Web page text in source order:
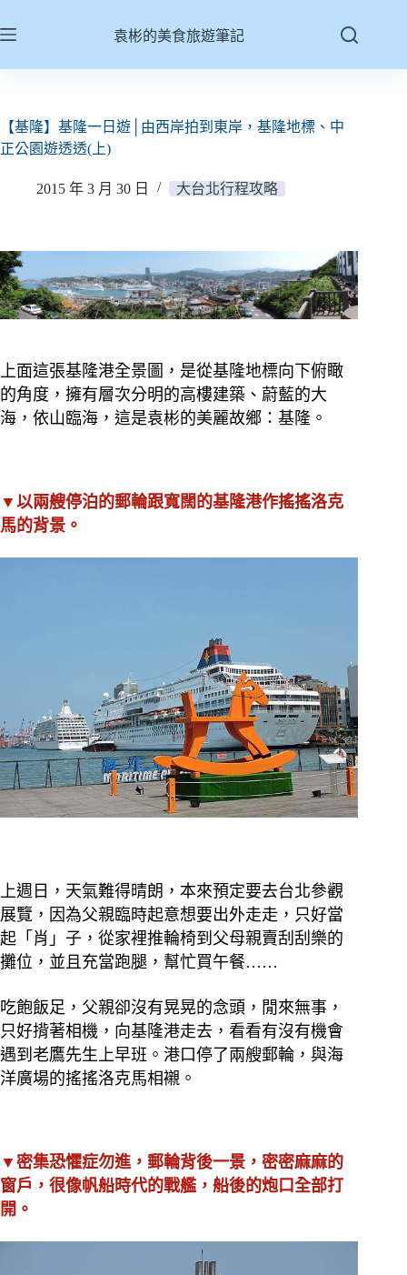
至
容
袁彬的美食旅遊筆記
【基隆】基隆一日遊│由西岸拍到東岸，基隆地標、中
正公園遊透透(上)
2015 年 3 月 30 日 大台北行程攻略
上面這張基隆港全景圖，是從基隆地標向下俯瞰
的角度，擁有層次分明的高樓建築、蔚藍的大
海，依山臨海，這是袁彬的美麗故鄉：基隆。
▼以兩艘停泊的郵輪跟寬闊的基隆港作搖搖洛克
馬的背景。
上週日，天氣難得晴朗，本來預定要去台北參觀
展覽，因為父親臨時起意想要出外走走，只好當
起「肖」子，從家裡推輪椅到父母親賣刮刮樂的
攤位，並且充當跑腿，幫忙買午餐……
吃飽飯足，父親卻沒有晃晃的念頭，閒來無事，
只好揹著相機，向基隆港走去，看看有沒有機會
遇到老鷹先生上早班。港口停了兩艘郵輪，與海
洋廣場的搖搖洛克馬相襯。
▼密集恐懼症勿進，郵輪背後一景，密密麻麻的
窗戶，很像帆船時代的戰艦，船後的炮口全部打
開。